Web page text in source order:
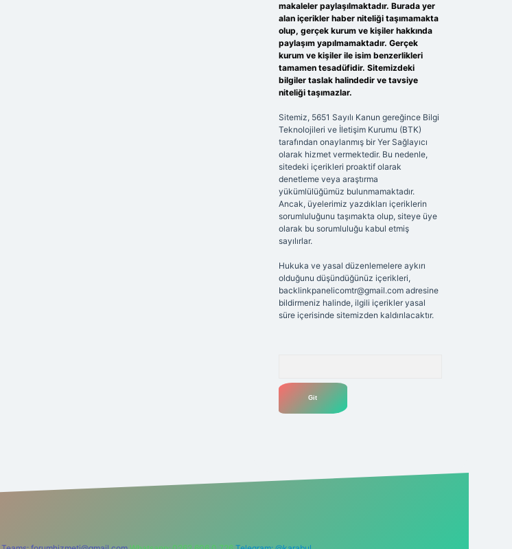
makaleler paylaşılmaktadır. Burada yer
alan içerikler haber niteliği taşımamakta
olup, gerçek kurum ve kişiler hakkında
paylaşım yapılmamaktadır. Gerçek
kurum ve kişiler ile isim benzerlikleri
tamamen tesadüfidir. Sitemizdeki
bilgiler taslak halindedir ve tavsiye
niteliği taşımazlar.
Sitemiz, 5651 Sayılı Kanun gereğince Bilgi
Teknolojileri ve İletişim Kurumu (BTK)
tarafından onaylanmış bir Yer Sağlayıcı
olarak hizmet vermektedir. Bu nedenle,
sitedeki içerikleri proaktif olarak
denetleme veya araştırma
yükümlülüğümüz bulunmamaktadır.
Ancak, üyelerimiz yazdıkları içeriklerin
sorumluluğunu taşımakta olup, siteye üye
olarak bu sorumluluğu kabul etmiş
sayılırlar.
Hukuka ve yasal düzenlemelere aykırı
olduğunu düşündüğünüz içerikleri,
backlinkpanelicomtr@gmail.comadresine
bildirmeniz halinde, ilgili içerikler yasal
süre içerisinde sitemizden kaldırılacaktır.